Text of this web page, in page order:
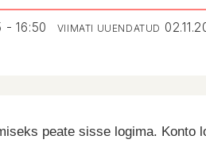
- 16:50 VIIMATI UUENDATUD
peate sisse logima. Konto